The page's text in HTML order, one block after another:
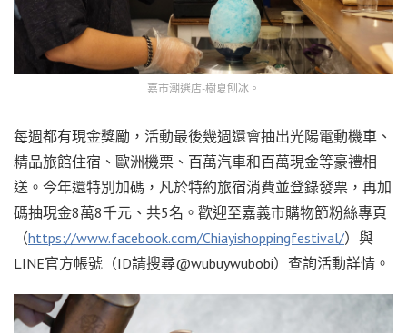
嘉市潮選店-樹夏刨冰。
每週都有現金獎勵，活動最後幾週還會抽出光陽電動機車、
精品旅館住宿、歐洲機票、百萬汽車和百萬現金等豪禮相
送。今年還特別加碼，凡於特約旅宿消費並登錄發票，再加
碼抽現金8萬8千元、共5名。歡迎至嘉義市購物節粉絲專頁
（https://www.facebook.com/Chiayishoppingfestival/）與
LINE官方帳號（ID請搜尋@wubuywubobi）查詢活動詳情。